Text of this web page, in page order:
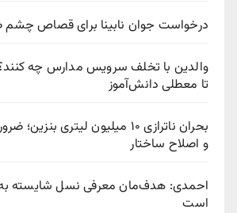
درخواست جوان نابینا برای قصاص چشم
والدین با تخلف سرویس مدارس چه
تا معطلی دانش‌آموز
بحران ناترازی ۱۰ میلیون لیتری
و اصلاح ساختار
احمدی: هدف‌مان معرفی نسل شایسته به
است